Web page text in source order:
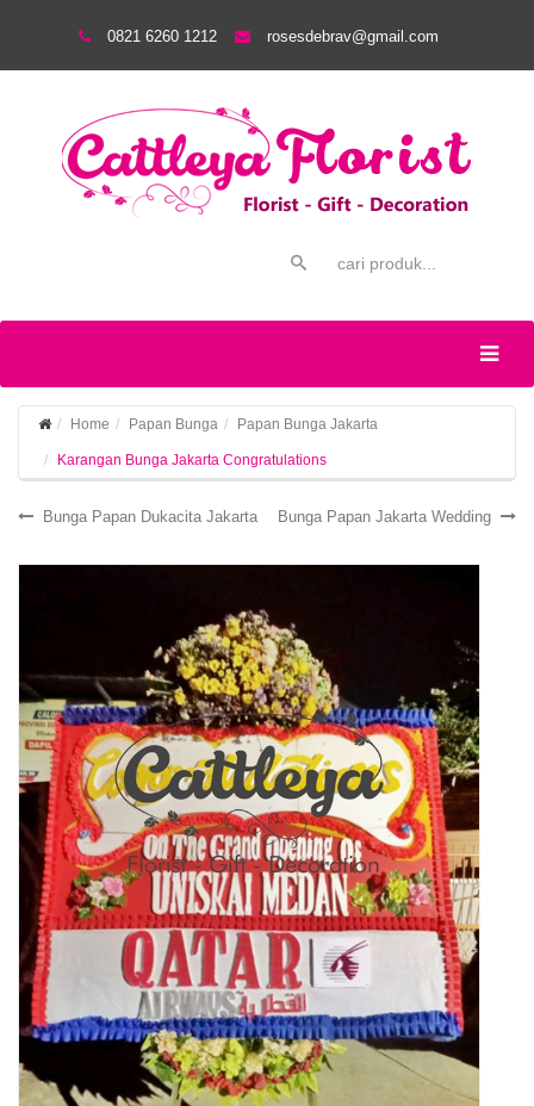
0821 6260 1212 rosesdebrav@gmail.com
Home Papan Bunga Papan Bunga Jakarta
Karangan Bunga Jakarta Congratulations
Bunga Papan Dukacita Jakarta Bunga Papan Jakarta Wedding